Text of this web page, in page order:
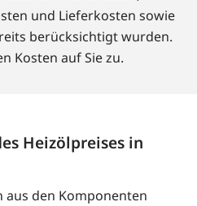
und Lieferkosten sowie
berücksichtigt wurden.
Kosten auf Sie zu.
Heizölpreises in
aus den Komponenten